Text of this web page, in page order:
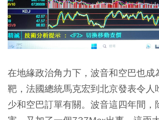
在地緣政治角力下，波音和空巴也成
靶，法國總統馬克宏到北京發表令人
少和空巴訂單有關。波音這四年間，